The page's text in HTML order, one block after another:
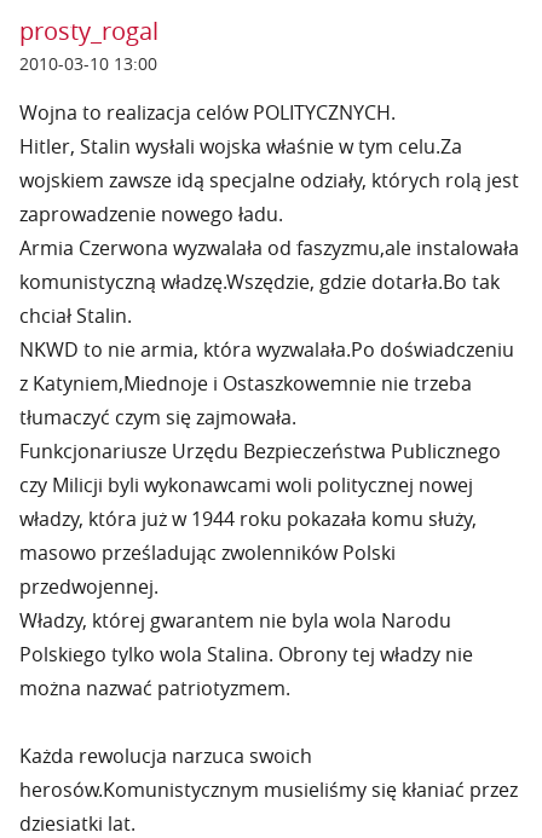
prosty_rogal
2010-03-10 13:00
Wojna to realizacja celów POLITYCZNYCH.
Hitler, Stalin wysłali wojska właśnie w tym celu.Za
wojskiem zawsze idą specjalne odziały, których rolą jest
zaprowadzenie nowego ładu.
Armia Czerwona wyzwalała od faszyzmu,ale instalowała
komunistyczną władzę.Wszędzie, gdzie dotarła.Bo tak
chciał Stalin.
NKWD to nie armia, która wyzwalała.Po doświadczeniu
z Katyniem,Miednoje i Ostaszkowemnie nie trzeba
tłumaczyć czym się zajmowała.
Funkcjonariusze Urzędu Bezpieczeństwa Publicznego
czy Milicji byli wykonawcami woli politycznej nowej
władzy, która już w 1944 roku pokazała komu służy,
masowo prześladując zwolenników Polski
przedwojennej.
Władzy, której gwarantem nie byla wola Narodu
Polskiego tylko wola Stalina. Obrony tej władzy nie
można nazwać patriotyzmem.
Każda rewolucja narzuca swoich
herosów.Komunistycznym musieliśmy się kłaniać przez
dziesiatki lat.